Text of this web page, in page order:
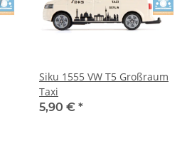
Siku 1555 VW T5 Großraum
Taxi
5,90 € *